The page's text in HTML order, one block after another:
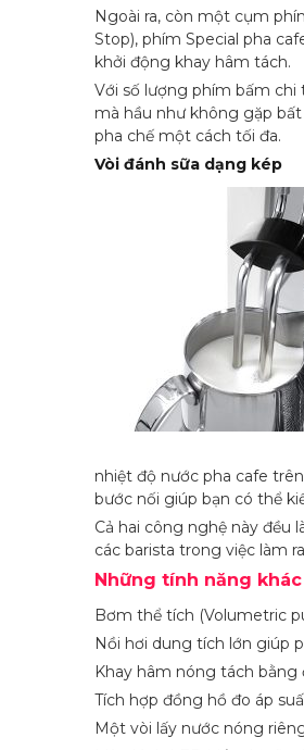
Ngoài ra, còn một cụm
Stop), phím Special pha
khởi động khay hâm tách.
Với số lượng phím bấm chi
mà hầu như không gặp
pha chế một cách tối đa.
Vòi đánh sữa dạng kép
nhiệt độ nước pha cafe
bước nối giúp bạn có thể
Cả hai công nghệ này đều
các barista trong việc làm
Những tính năng
Bơm thể tích (Volumetric
Nồi hơi dung tích lớn giúp
Khay hâm nóng tách bằng
Tích hợp đồng hồ đo áp
Một vòi lấy nước nóng